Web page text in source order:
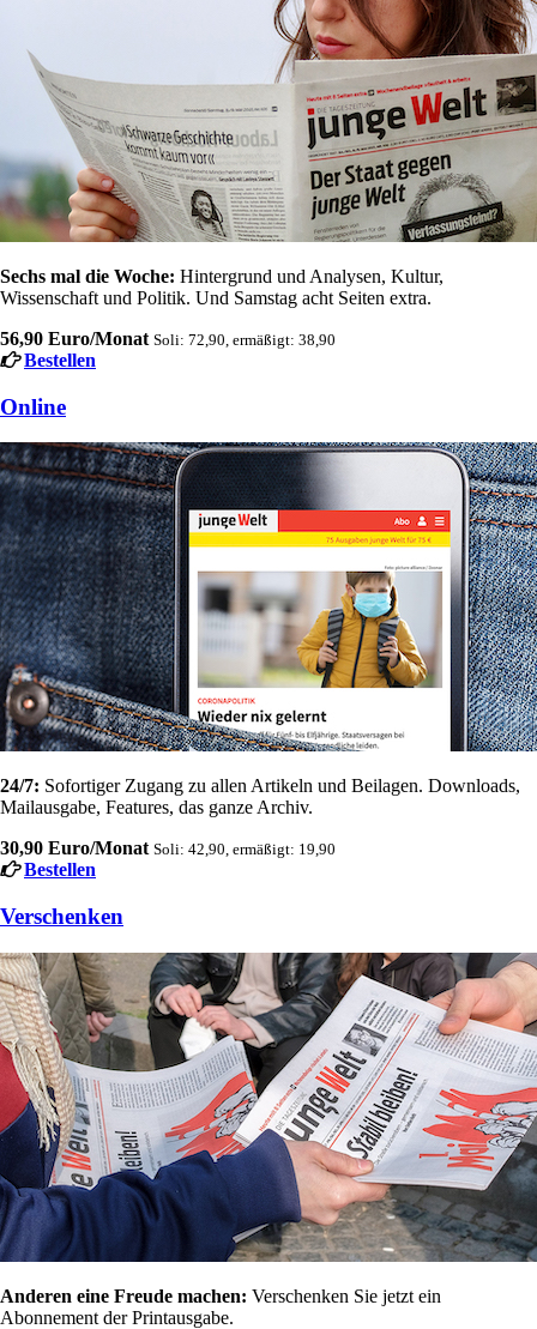
Sechs mal die Woche: Hintergrund und Analysen, Kultur,
Wissenschaft und Politik. Und Samstag acht Seiten extra.
56,90 Euro/Monat Soli: 72,90, ermäßigt: 38,90
Bestellen
Online
24/7: Sofortiger Zugang zu allen Artikeln und Beilagen. Downloads,
Mailausgabe, Features, das ganze Archiv.
30,90 Euro/Monat Soli: 42,90, ermäßigt: 19,90
Bestellen
Verschenken
Anderen eine Freude machen: Verschenken Sie jetzt ein
Abonnement der Printausgabe.